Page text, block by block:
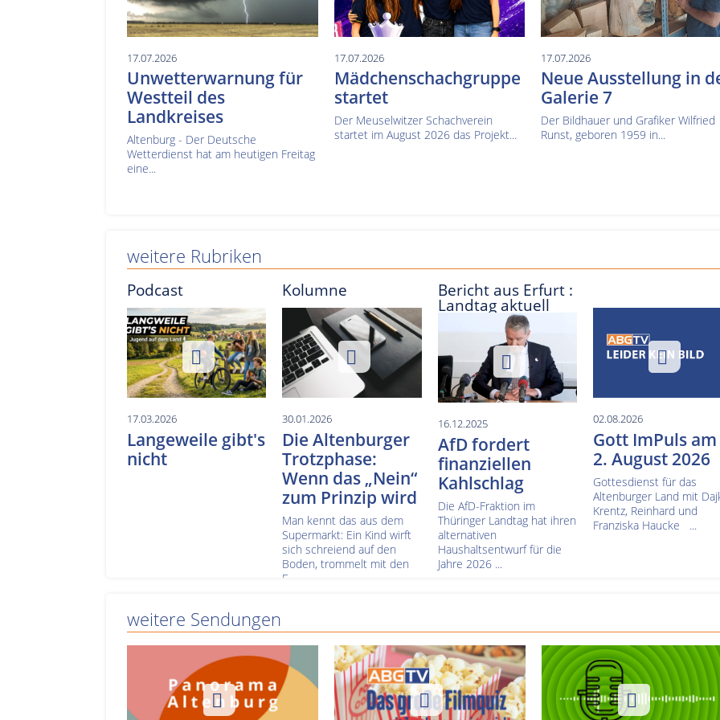
17.07.2026
Unwetterwarnung für
Westteil des
Landkreises
Altenburg - Der Deutsche
Wetterdienst hat am heutigen Freitag
eine...
17.07.2026
Mädchenschachgruppe
startet
Der Meuselwitzer Schachverein
startet im August 2026 das Projekt...
17.07.2026
Neue Ausstellung in
Galerie 7
Der Bildhauer und Grafiker Wilfried
Runst, geboren 1959 in...
weitere Rubriken
Podcast
17.03.2026
Langeweile gibt's
nicht
Kolumne
30.01.2026
Die Altenburger
Trotzphase:
Wenn das „Nein“
zum Prinzip wird
Man kennt das aus dem
Supermarkt: Ein Kind wirft
sich schreiend auf den
Boden, trommelt mit den
F...
Bericht aus Erfurt :
Landtag aktuell
16.12.2025
AfD fordert
finanziellen
Kahlschlag
Die AfD-Fraktion im
Thüringer Landtag hat ihren
alternativen
Haushaltsentwurf für die
Jahre 2026 ...
02.08.2026
Gott ImPuls am
2. August 2026
Gottesdienst für das
Altenburger Land mit
Krentz, Reinhard und
Franziska Haucke ...
weitere Sendungen